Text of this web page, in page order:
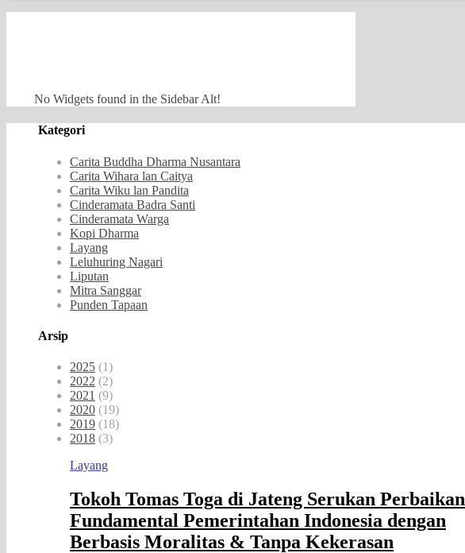
No Widgets found in the Sidebar Alt!
Kategori
Carita Buddha Dharma Nusantara
Carita Wihara lan Caitya
Carita Wiku lan Pandita
Cinderamata Badra Santi
Cinderamata Warga
Kopi Dharma
Layang
Leluhuring Nagari
Liputan
Mitra Sanggar
Punden Tapaan
Arsip
2025 (1)
2022 (2)
2021 (9)
2020 (19)
2019 (18)
2018 (3)
Layang
Tokoh Tomas Toga di Jateng Serukan Perbaikan
Fundamental Pemerintahan Indonesia dengan
Berbasis Moralitas & Tanpa Kekerasan